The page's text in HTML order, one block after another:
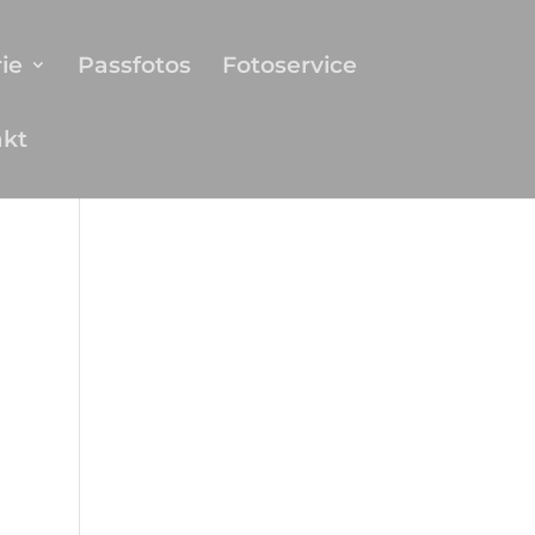
Passfotos Fotoservice